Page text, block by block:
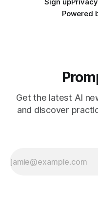
Powered
Get the latest AI
and discover